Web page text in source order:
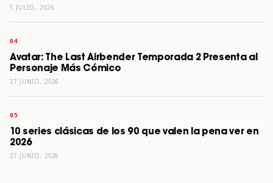
1 JULIO, 2026
Avatar: The Last Airbender Temporada 2 Presenta al
Personaje Más Cómico
27 JUNIO, 2026
10 series clásicas de los 90 que valen la pena ver en
2026
27 JUNIO, 2026